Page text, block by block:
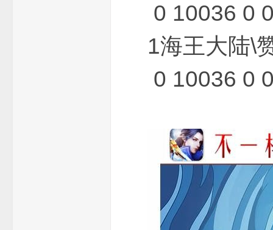
0 10036 0
1海王大
0 10036 0